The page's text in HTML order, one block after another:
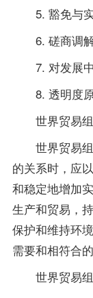
5. 豁免与实
6. 磋商调解
7. 对发展中
8. 透明度
世界贸易组
世界贸易组
的关系时，应
和稳定地增加
生产和贸易，
保护和维持环
需要和相符合
世界贸易组